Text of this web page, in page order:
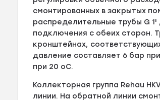
смонтированных в закрытых
распределительные трубы G
подключения с обеих сторон.
кронштейнах,
давление составляет 6 бар
при 20 оC.
Коллекторная группа Rehau
линии. На обратной линии